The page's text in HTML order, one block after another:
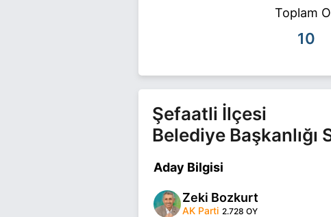
Özkan ile ilgili daha fazla
Toplam
10
Şefaatli İlçesi
Belediye Başkanlığı
Aday Bilgisi
Zeki Bozkurt
AK Parti 2.728 OY